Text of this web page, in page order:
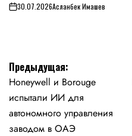
on30.07.2026Асланбек Имашев
Навигация
по
записям
Предыдущая:
Honeywell и Borouge
испытали ИИ для
автономного управления
заводом в ОАЭ